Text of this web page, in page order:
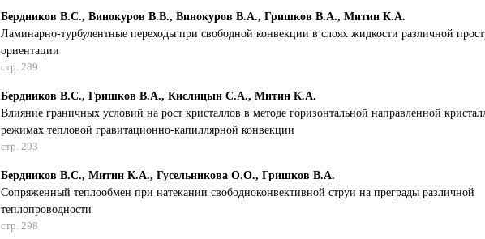
Бердников В.С., Винокуров В.В., Винокуров В.А., Гришков В.А., Митин К.А.
Ламинарно-турбулентные переходы при свободной конвекции в слоях жидкости различной
ориентации
стр. 289
Бердников В.С., Гришков В.А., Кислицын С.А., Митин К.А.
Влияние граничных условий на рост кристаллов в методе горизонтальной направленной
режимах тепловой гравитационно-капиллярной конвекции
стр. 293
Бердников В.С., Митин К.А., Гусельникова О.О., Гришков В.А.
Сопряженный теплообмен при натекании свободноконвективной струи на преграды различной
теплопроводности
стр. 298